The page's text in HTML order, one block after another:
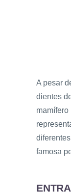
A pesar
dientes
mamífero
famosa